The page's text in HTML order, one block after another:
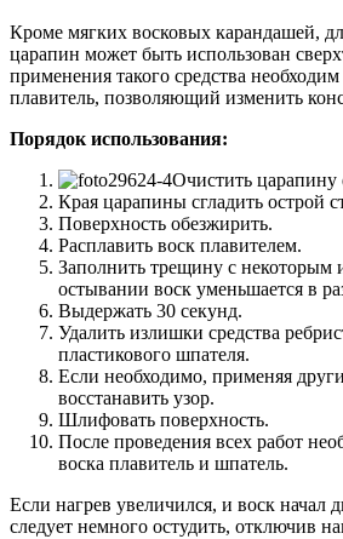
Кроме мягких восковых карандашей,
царапин может быть использован
применения такого средства
плавитель, позволяющий изменить
Порядок использования:
Очистить царапину
Края царапины сгладить острой
Поверхность обезжирить.
Расплавить воск плавителем.
Заполнить трещину с некоторым
остывании воск уменьшается в
Выдержать 30 секунд.
Удалить излишки средства
пластикового шпателя.
Если необходимо, применяя
восстанавить узор.
Шлифовать поверхность.
После проведения всех работ
воска плавитель и шпатель.
Если нагрев увеличился, и воск начал
следует немного остудить, отключив